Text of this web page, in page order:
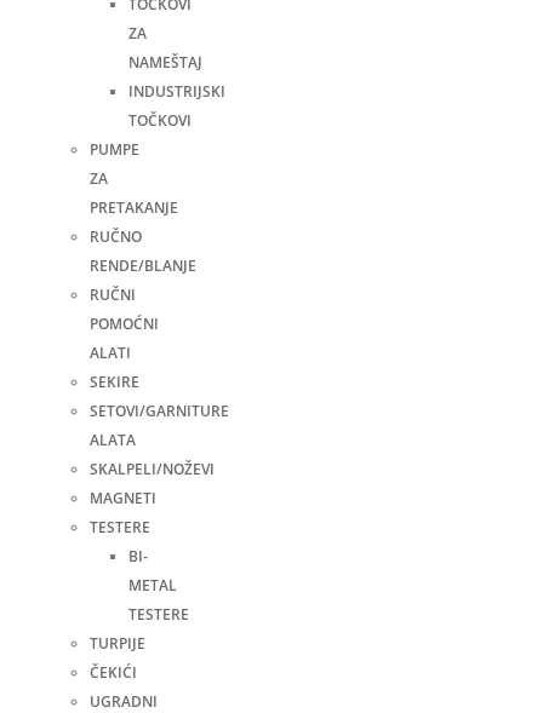
TOČKOVI
ZA
NAMEŠTAJ
INDUSTRIJSKI
TOČKOVI
PUMPE
ZA
PRETAKANJE
RUČNO
RENDE/BLANJE
RUČNI
POMOĆNI
ALATI
SEKIRE
SETOVI/GARNITURE
ALATA
SKALPELI/NOŽEVI
MAGNETI
TESTERE
BI-
METAL
TESTERE
TURPIJE
ČEKIĆI
UGRADNI